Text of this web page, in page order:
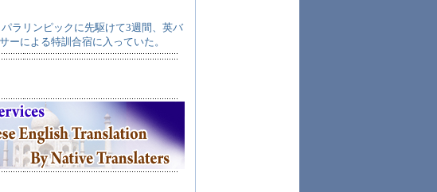
ラリンピックに先駆けて3週間、英バ
ーによる特訓合宿に入っていた。